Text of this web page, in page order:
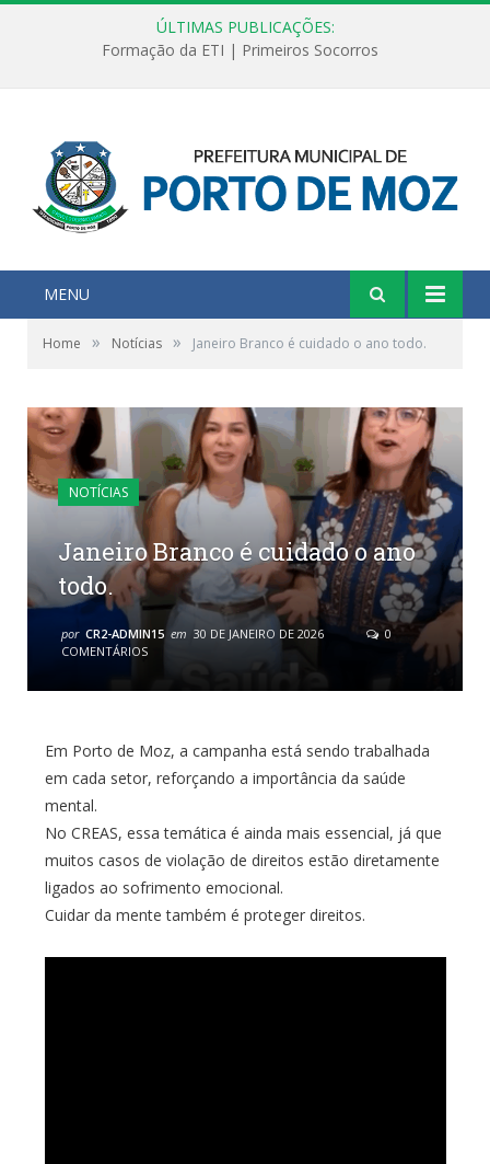
ÚLTIMAS PUBLICAÇÕES:
Formação da ETI | Primeiros Socorros
MENU
Home » Notícias » Janeiro Branco é cuidado o ano todo.
NOTÍCIAS
Janeiro Branco é cuidado o ano
todo.
por CR2-ADMIN15 em 30 DE JANEIRO DE 2026
0
COMENTÁRIOS
Em Porto de Moz, a campanha está sendo trabalhada
em cada setor, reforçando a importância da saúde
mental.
No CREAS, essa temática é ainda mais essencial, já que
muitos casos de violação de direitos estão diretamente
ligados ao sofrimento emocional.
Cuidar da mente também é proteger direitos.